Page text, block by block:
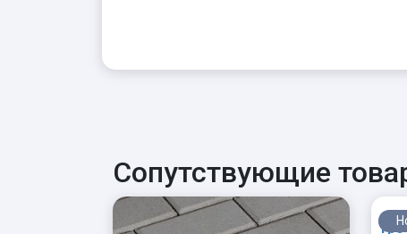
Сопутствующие